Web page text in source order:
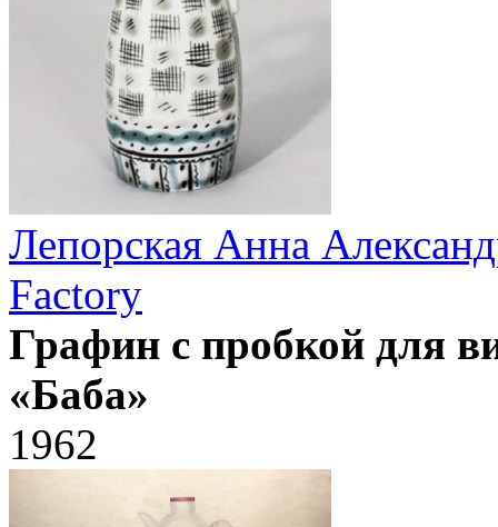
Лепорская Анна
Factory
Графин с пробкой для
«Баба»
1962